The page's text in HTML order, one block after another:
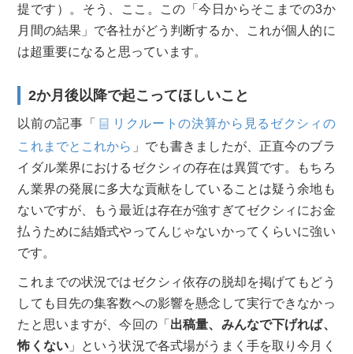
提です）。そう、ここ。この「今日からそこまでの3か
月間の結果」で各社がどう判断するか、これが個人的に
は超重要になると思っています。
2か月後以降で起こってほしいこと
以前の記事「
リクルートの決算から見るゼクシィの
これまでとこれから 」でも書きましたが、正直今のブラ
イダル業界におけるゼクシィの存在は異質です。もちろ
ん業界の発展に多大な貢献をしていることは疑う余地も
ないですが、もう最近は存在が強すぎてゼクシィにお金
払うために結婚式やってんじゃないかってくらいに強い
です。
これまでの状況ではゼクシィ依存の脱却を掲げてもどう
しても目先の集客数への影響を懸念して実行できなかっ
たと思いますが、今回の「 出稿量、みんなで下げれば、
怖くない」という状況で各式場がうまく手を取り今月く